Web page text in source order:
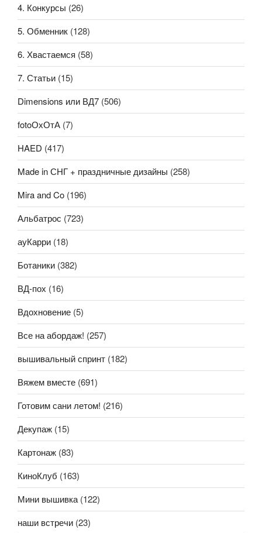
4. Конкурсы (26)
5. Обменник (128)
6. Хвастаемся (58)
7. Статьи (15)
Dimensions или ВД7 (506)
fotoОхОтА (7)
HAED (417)
Made in СНГ + праздничные дизайны (258)
Mira and Co (196)
Альбатрос (723)
ауКарри (18)
Ботаники (382)
ВД-пох (16)
Вдохновение (5)
Все на абордаж! (257)
вышивальный спринт (182)
Вяжем вместе (691)
Готовим сани летом! (216)
Декупаж (15)
Картонаж (83)
КиноКлуб (163)
Мини вышивка (122)
наши встречи (23)